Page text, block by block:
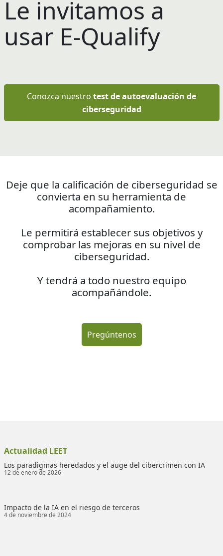
Le invitamos a
usar E-Qualify
Conozca nuestro test de autoevaluación de
ciberseguridad
Deje que la calificación de ciberseguridad se
convierta en su herramienta de
acompañamiento.
Le permitirá establecer sus objetivos y
comprobar las mejoras en su nivel de
ciberseguridad.
Y tendrá a todo nuestro equipo
acompañándole.
Pregúntenos
Actualidad LEET
Los paradigmas heredados y el auge del cibercrimen con IA
12 de enero de 2026
Impacto de la IA en el riesgo de terceros
4 de noviembre de 2024